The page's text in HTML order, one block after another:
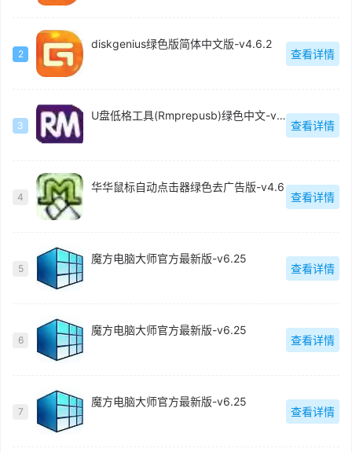
2
diskgenius绿色版简体中文版-v4.6.2
查看详情
3
U盘低格工具(Rmprepusb)绿色中文-v2.1.744
查看详情
4
华华鼠标自动点击器绿色去广告版-v4.6
查看详情
5
魔方电脑大师官方最新版-v6.25
查看详情
6
魔方电脑大师官方最新版-v6.25
查看详情
7
魔方电脑大师官方最新版-v6.25
查看详情